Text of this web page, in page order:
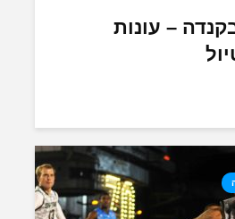
– עונות